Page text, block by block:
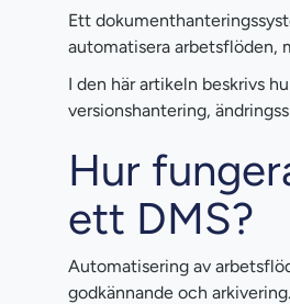
Ett
automatisera arbetsflöden,
I den här artikeln beskrivs
versionshantering,
Hur
ett DMS?
Automatisering av
godkännande och